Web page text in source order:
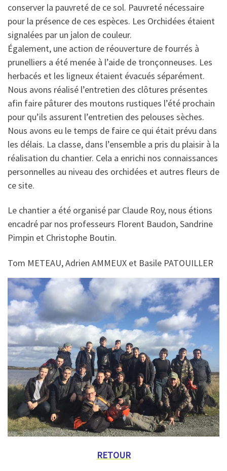
conserver la pauvreté de ce sol. Pauvreté nécessaire
pour la présence de ces espèces. Les Orchidées étaient
signalées par un jalon de couleur.
Également, une action de réouverture de fourrés à
prunelliers a été menée à l’aide de tronçonneuses. Les
herbacés et les ligneux étaient évacués séparément.
Nous avons réalisé l’entretien des clôtures présentes
afin faire pâturer des moutons rustiques l’été prochain
pour qu’ils assurent l’entretien des pelouses sèches.
Nous avons eu le temps de faire ce qui était prévu dans
les délais. La classe, dans l’ensemble a pris du plaisir à la
réalisation du chantier. Cela a enrichi nos connaissances
personnelles au niveau des orchidées et autres fleurs de
ce site.
Le chantier a été organisé par Claude Roy, nous étions
encadré par nos professeurs Florent Baudon, Sandrine
Pimpin et Christophe Boutin.
Tom METEAU, Adrien AMMEUX et Basile PATOUILLER
RETOUR